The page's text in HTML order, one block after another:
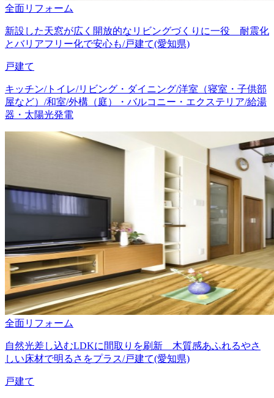
全面リフォーム
新設した天窓が広く開放的なリビングづくりに一役 耐震化
とバリアフリー化で安心も/戸建て(愛知県)
戸建て
キッチン/トイレ/リビング・ダイニング/洋室（寝室・子供部
屋など）/和室/外構（庭）・バルコニー・エクステリア/給湯
器・太陽光発電
全面リフォーム
自然光差し込むLDKに間取りを刷新 木質感あふれるやさ
しい床材で明るさをプラス/戸建て(愛知県)
戸建て